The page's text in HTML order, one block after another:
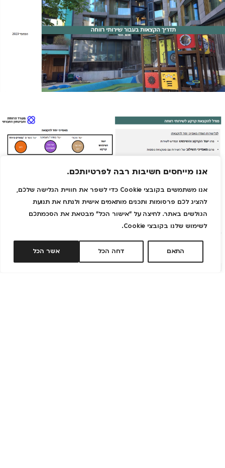
אנו מייחסים חשיבות רבה לפרטיותכם.
אנו משתמשים בקובצי Cookie כדי לשפר את חוויית הגלישה שלכם,
להציג לכם פרסומות ותכנים מותאמים אישית ולנתח את תנועת
הגולשים באתר. לחיצה על "אישור הכל" מבטאת את הסכמתכם
לשימוש שלנו בקובצי Cookie.
התאם דחה הכל אשר הכל